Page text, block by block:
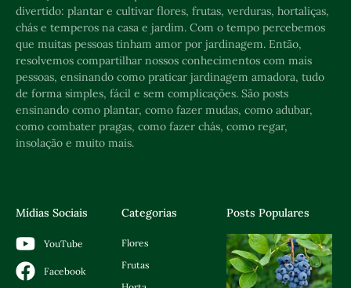
divertido: plantar e cultivar flores, frutas, verduras, hortaliças,
chás e temperos na casa e jardim. Com o tempo percebemos
que muitas pessoas tinham amor por jardinagem. Então,
resolvemos compartilhar nossos conhecimentos com mais
pessoas, ensinando como praticar jardinagem amadora, tudo
de forma simples, fácil e sem complicações. São posts
ensinando como plantar, como fazer mudas, como adubar,
como combater pragas, como fazer chás, como regar,
insolação e muito mais.
Mídias Sociais
YouTube
Facebook
Categorias
Flores
Frutas
Posts Populares